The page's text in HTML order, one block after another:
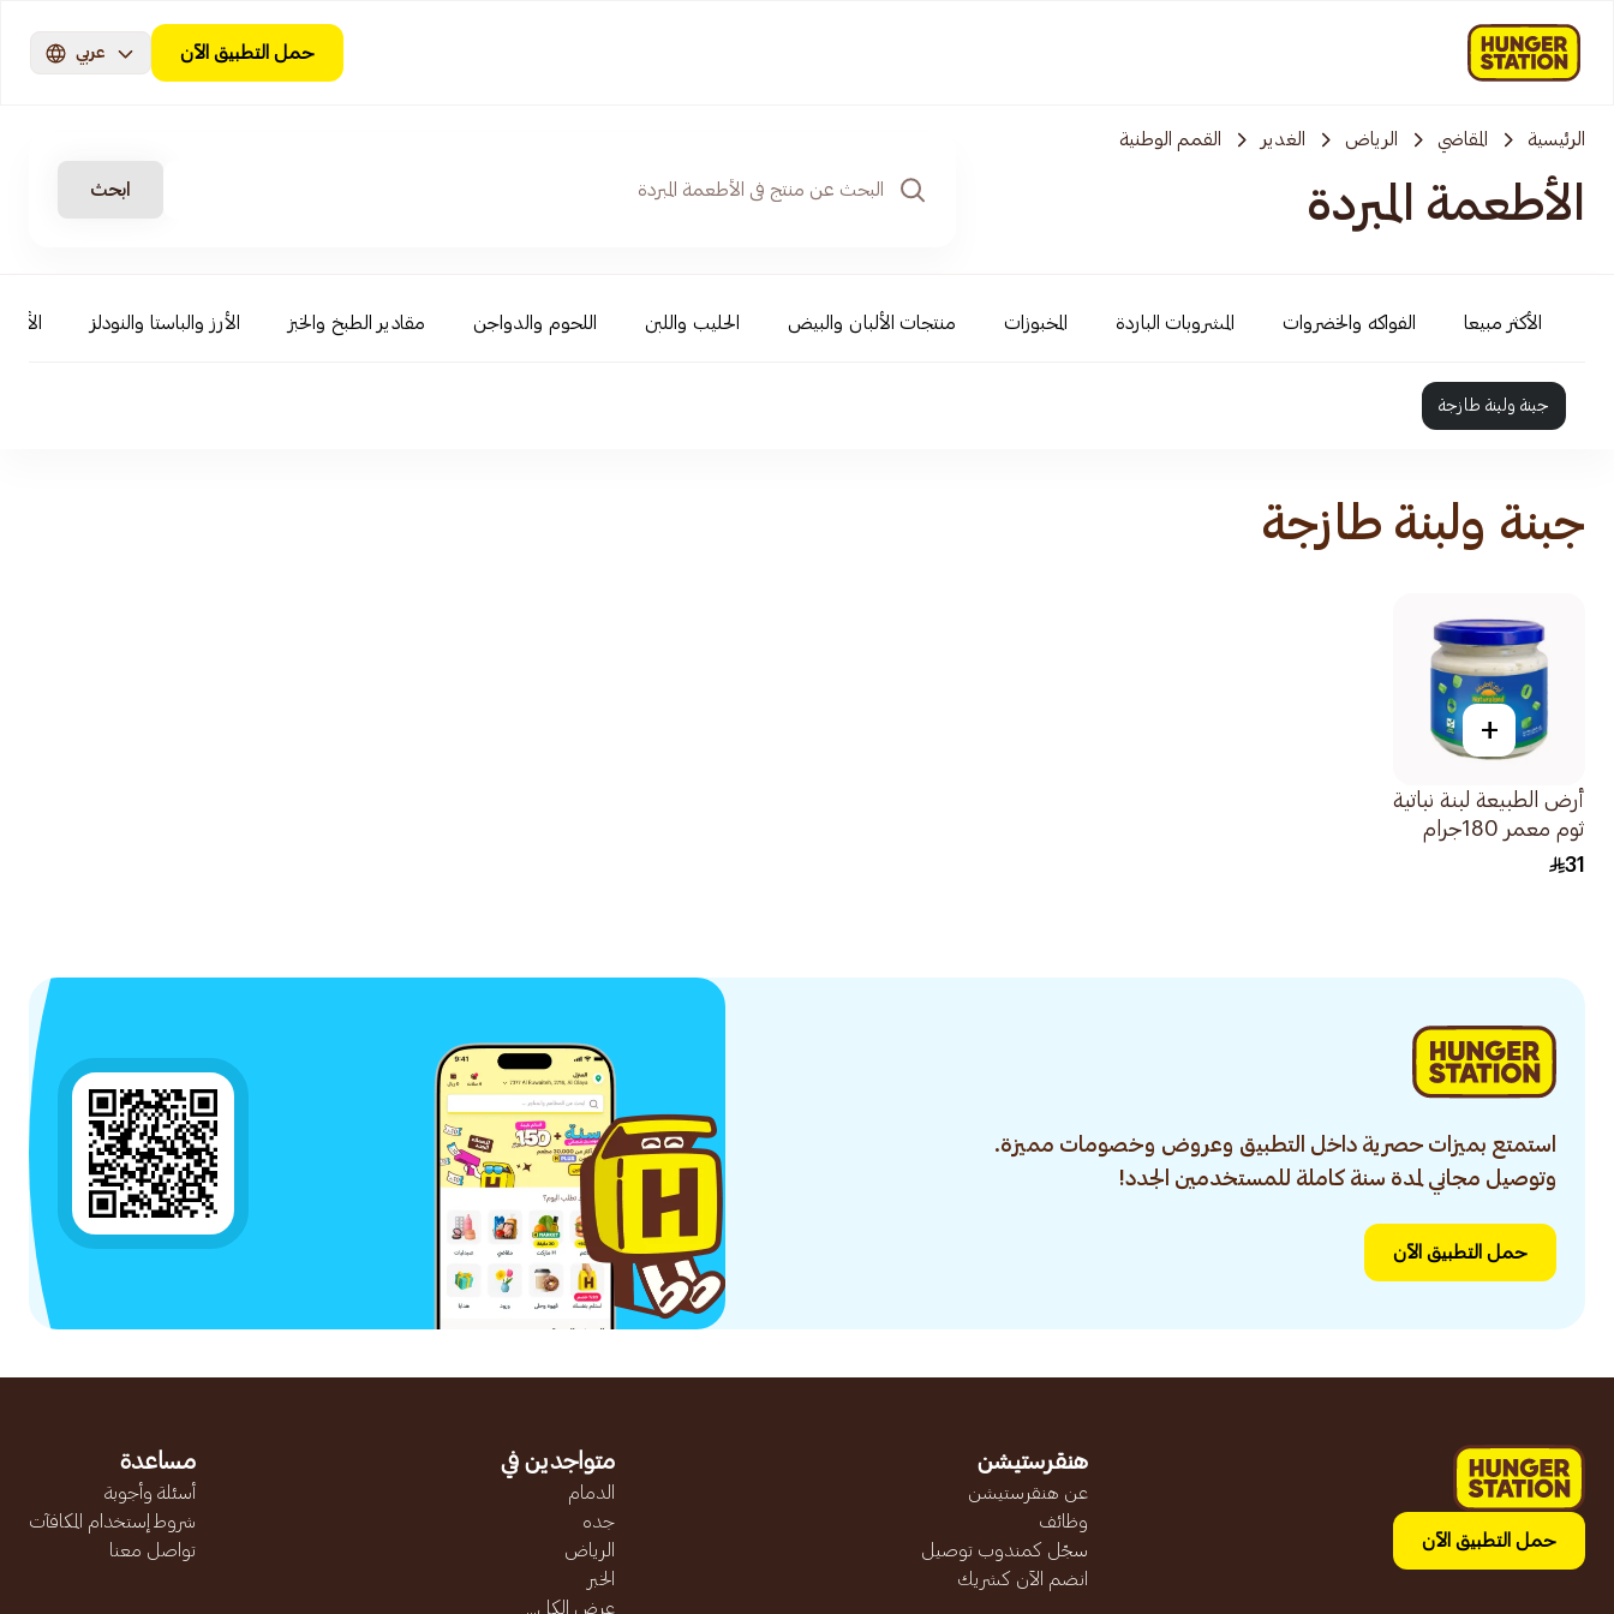
حمل التطبيق الآن عربي
الرئيسية المقاضي الرياض الغدير القمم الوطنية
الأطعمة المبردة ابحث
الأكثر مبيعا الفواكه والخضروات المشروبات الباردة المخبوزات منتجات الألبان والبيض الحليب واللبن اللحوم والدواجن مقادير الطبخ والخبز الأرز والباستا والنودلز
جبنة ولبنة طازجة
جبنة ولبنة طازجة
+
أرض الطبيعة لبنة نباتية
ثوم معمر 180جرام
31
استمتع بميزات حصرية داخل التطبيق وعروض وخصومات مميزة.
وتوصيل مجاني لمدة سنة كاملة للمستخدمين الجدد!
حمل التطبيق الآن
حمل التطبيق الآن
هنقرستيشن
عن هنقرستيشن
وظائف
سجّل كمندوب توصيل
انضم الآن كشريك
متواجدين في
الدمام
جده
الرياض
الخبر
عرض الكل...
مساعدة
أسئلة وأجوبة
شروط إستخدام المكافآت
تواصل معنا